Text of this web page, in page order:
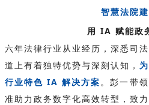
智慧法院
用 IA 赋能政
六年法律行业从业经历，深悉司
道上有着独特优势与深刻认知，
行业特色 IA 解决方案 。彭一带
准助力政务数字化高效转型，致